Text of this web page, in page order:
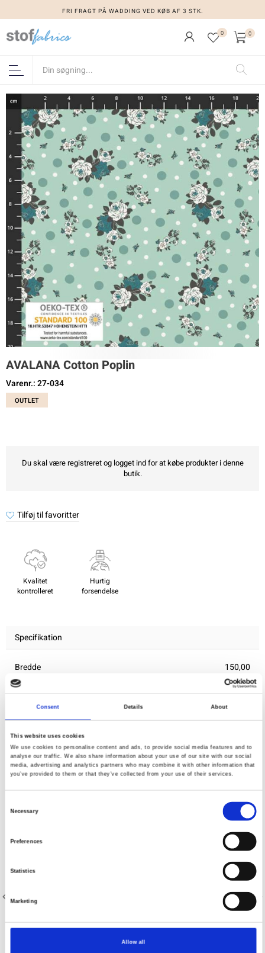
Consent Details About
This website uses cookies
We use cookies to personalise content and ads, to provide social media features and to
analyse our traffic. We also share information about your use of our site with our social
media, advertising and analytics partners who may combine it with other information that
you’ve provided to them or that they’ve collected from your use of their services.
Necessary
Preferences
Statistics
Marketing
Allow all
FRI FRAGT PÅ WADDING VED KØB AF 3 STK.
0 0
AVALANA Cotton Poplin
Varenr.: 27-034
OUTLET
Du skal være registreret og logget ind for at købe produkter i denne
butik.
Tilføj til favoritter
Kvalitet
kontrolleret
Hurtig
forsendelse
Specifikation
Bredde
150,00
Materiale
100% bomuld (poplin)
Du vil måske også synes om
Varenr.: 20-023 Varenr.: 20-026
AVALANA Jersey Solid